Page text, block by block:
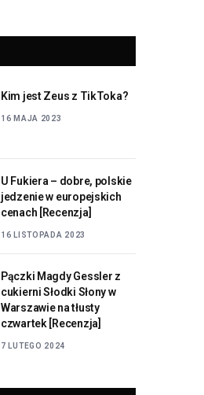
Kim jest Zeus z TikToka?
16 MAJA 2023
U Fukiera – dobre, polskie
jedzenie w europejskich
cenach [Recenzja]
16 LISTOPADA 2023
Pączki Magdy Gessler z
cukierni Słodki Słony w
Warszawie na tłusty
czwartek [Recenzja]
7 LUTEGO 2024